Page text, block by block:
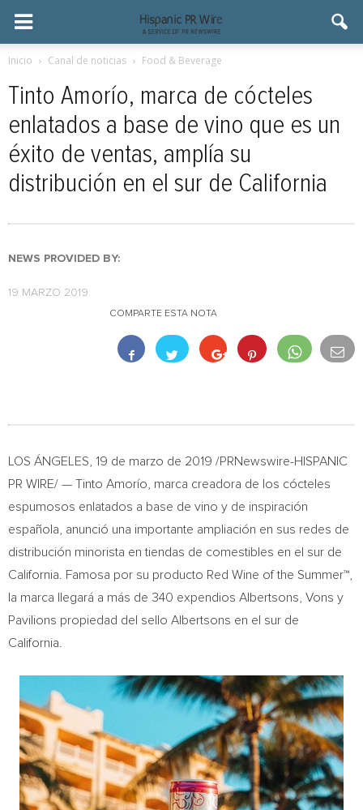
Inicio Canal de noticias Food & Beverage
Tinto Amorío, marca de cócteles
enlatados a base de vino que es un
éxito de ventas, amplía su
distribución en el sur de California
NEWS PROVIDED BY:
19 MARZO 2019
COMPARTE ESTA NOTA
LOS ÁNGELES, 19 de marzo de 2019 /PRNewswire-HISPANIC
PR WIRE/ — Tinto Amorío, marca creadora de los cócteles
espumosos enlatados a base de vino y de inspiración
española, anunció una importante ampliación en sus redes de
distribución minorista en tiendas de comestibles en el sur de
California . Famosa por su producto Red Wine of the Summer™,
la marca llegará a más de 340 expendios Albertsons, Vons y
Pavilions propiedad del sello Albertsons en el sur de
California